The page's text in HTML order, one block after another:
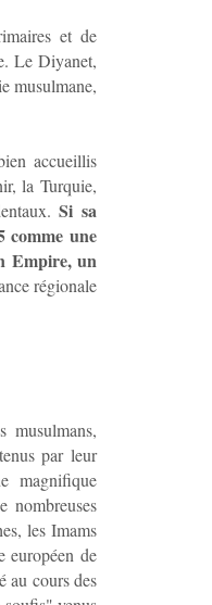
et de
Le Diyanet,
musulmane,
accueillis
la Turquie,
Si sa
comme une
Empire, un
régionale
musulmans,
par leur
magnifique
nombreuses
les Imams
européen de
au cours des